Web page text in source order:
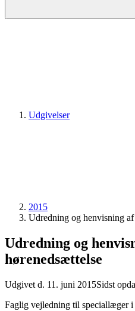
Udgivelser
2015
Udredning og henvisning
Udredning og
hørenedsættelse
Udgivet d. 11. juni 2015Sidst
Faglig vejledning til speciallæger i